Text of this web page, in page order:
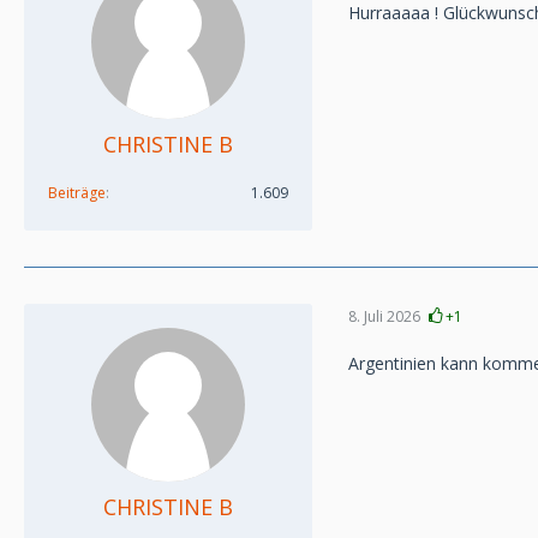
CHRISTINE B
Beiträge 1.609
Hurraaaaa !
CHRISTINE B
8. Juli 2026 +1
Argentinien kann